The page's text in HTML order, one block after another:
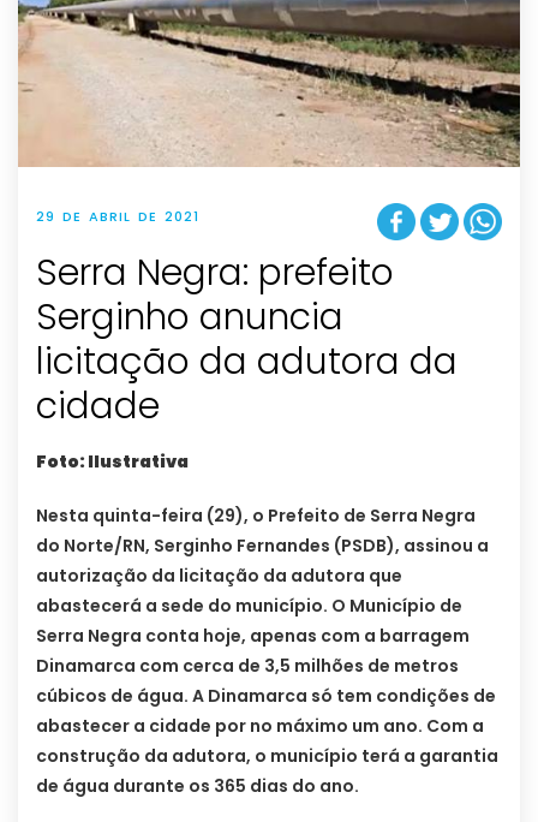
29 DE ABRIL DE 2021
Serra Negra: prefeito
Serginho anuncia
licitação da adutora da
cidade
Foto: Ilustrativa
Nesta quinta-feira (29), o Prefeito de Serra Negra
do Norte/RN, Serginho Fernandes (PSDB), assinou a
autorização da licitação da adutora que
abastecerá a sede do município. O Município de
Serra Negra conta hoje, apenas com a barragem
Dinamarca com cerca de 3,5 milhões de metros
cúbicos de água. A Dinamarca só tem condições de
abastecer a cidade por no máximo um ano. Com a
construção da adutora, o município terá a garantia
de água durante os 365 dias do ano.